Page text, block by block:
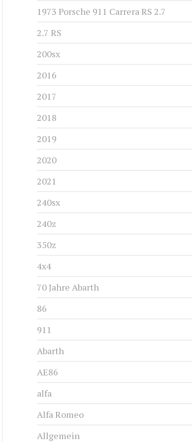
1973 Porsche 911 Carrera RS 2.7
2.7 RS
200sx
2016
2017
2018
2019
2020
2021
240sx
240z
350z
4x4
70 Jahre Abarth
86
911
Abarth
AE86
alfa
Alfa Romeo
Allgemein